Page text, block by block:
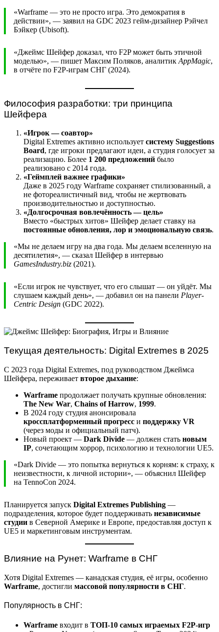
«Warframe — это не просто игра. Это демократия в
действии», — заявил на GDC 2023 гейм-дизайнер Рэйчел
Бэйкер (Ubisoft).
«Джеймс Шейфер доказал, что F2P может быть этичной
моделью», — пишет Максим Поляков, аналитик AppMagic,
в отчёте по F2P-играм СНГ (2024).
Философия разработки: три принципа
Шейфера
«Игрок — соавтор»
Digital Extremes активно использует систему Suggestions
Board, где игроки предлагают идеи, а студия голосует за
реализацию. Более 1 200 предложений было
реализовано с 2014 года.
«Геймплей важнее графики»
Даже в 2025 году Warframe сохраняет стилизованный, а
не фотореалистичный вид, чтобы не жертвовать
производительностью и доступностью.
«Долгосрочная вовлечённость — цель»
Вместо «быстрых хитов» Шейфер делает ставку на
постоянные обновления, лор и эмоциональную связь.
«Мы не делаем игру на два года. Мы делаем вселенную на
десятилетия», — сказал Шейфер в интервью
GamesIndustry.biz (2021).
«Если игрок не чувствует, что его слышат — он уйдёт. Мы
слушаем каждый день», — добавил он на панели Player-
Centric Design (GDC 2022).
Текущая деятельность: Digital Extremes в 2025
С 2023 года Digital Extremes, под руководством Джеймса
Шейфера, переживает второе дыхание:
Warframe продолжает получать крупные обновления:
The New War, Chains of Harrow, 1999.
В 2024 году студия анонсировала
кроссплатформенный прогресс и поддержку VR
(через моды и официальный патч).
Новый проект — Dark Divide — должен стать новым
IP, сочетающим хоррор, психологию и технологии UE5.
«Dark Divide — это попытка вернуться к корням: к страху, к
неизвестности, к личной истории», — объяснил Шейфер
на TennoCon 2024.
Планируется запуск Digital Extremes Publishing —
подразделения, которое будет поддерживать независимые
студии в Северной Америке и Европе, предоставляя доступ к
UE5 и маркетинговым инструментам.
Влияние на Рунет: Warframe в СНГ
Хотя Digital Extremes — канадская студия, её игры, особенно
Warframe, достигли массовой популярности в СНГ.
Популярность в СНГ:
Warframe входит в ТОП-10 самых играемых F2P-игр